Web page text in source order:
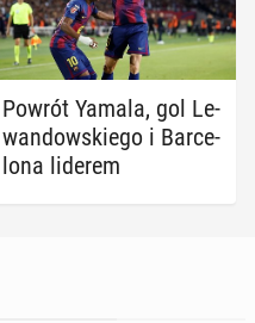
Powrót Yamala, gol Le­
wan­dow­skie­go i Bar­ce­
lo­na liderem